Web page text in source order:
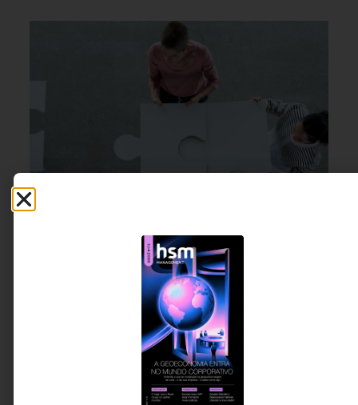
CULTURA ORGANIZACIONAL,
28 DE JUNHO DE 2026 08H00